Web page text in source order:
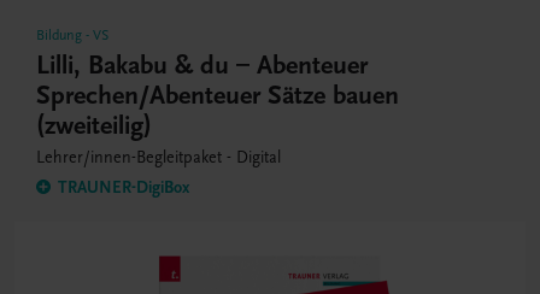
Bildung - VS
Lilli, Bakabu & du – Abenteuer
Sprechen/Abenteuer Sätze bauen
(zweiteilig)
Lehrer/innen-Begleitpaket - Digital
TRAUNER-DigiBox